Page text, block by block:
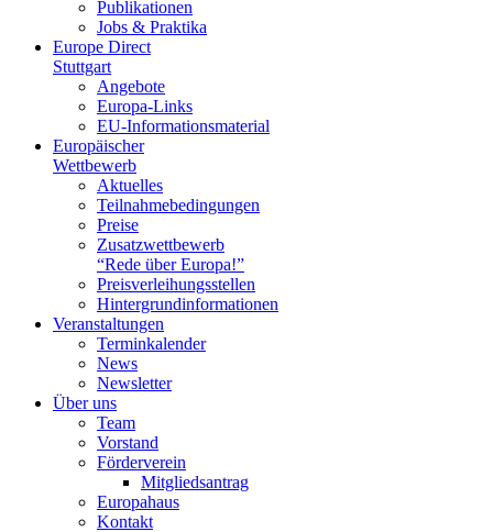
Publikationen
Jobs & Praktika
Europe Direct
Stuttgart
Angebote
Europa-Links
EU-Informationsmaterial
Europäischer
Wettbewerb
Aktuelles
Teilnahme­bedingungen
Preise
Zusatzwettbewerb
“Rede über Europa!”
Preisverleihungsstellen
Hintergrundinformationen
Veranstaltungen
Terminkalender
News
Newsletter
Über uns
Team
Vorstand
Förderverein
Mitgliedsantrag
Europahaus
Kontakt